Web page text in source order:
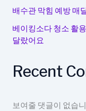
만
들
기
배수관 막힘 예방 매
베이킹소다 청소 활
달랐어요
Recent
보여줄 댓글이 없습